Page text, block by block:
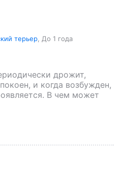
терьер До 1 года
дрожит,
и когда возбужден,
В чем может